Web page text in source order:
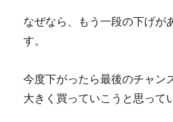
なぜなら、もう一段の下げが
す。
今度下がったら最後のチャン
大きく買っていこうと思って